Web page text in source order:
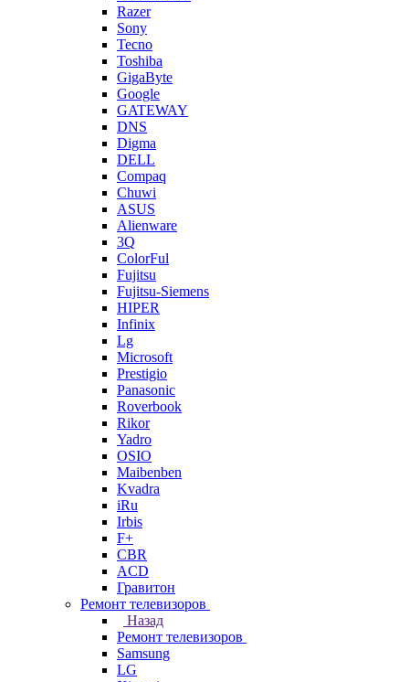
Razer
Sony
Tecno
Toshiba
GigaByte
Google
GATEWAY
DNS
Digma
DELL
Compaq
Chuwi
ASUS
Alienware
3Q
ColorFul
Fujitsu
Fujitsu-Siemens
HIPER
Infinix
Lg
Microsoft
Prestigio
Panasonic
Roverbook
Rikor
Yadro
OSIO
Maibenben
Kvadra
iRu
Irbis
F+
CBR
ACD
Гравитон
Ремонт телевизоров
Назад
Ремонт телевизоров
Samsung
LG